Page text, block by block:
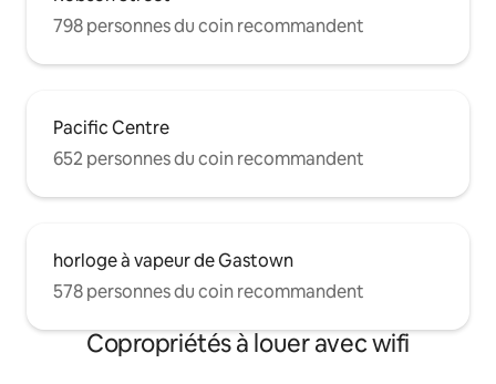
798 personnes du coin recommandent
Pacific Centre
652 personnes du coin recommandent
horloge à vapeur de Gastown
578 personnes du coin recommandent
Copropriétés à louer avec wifi